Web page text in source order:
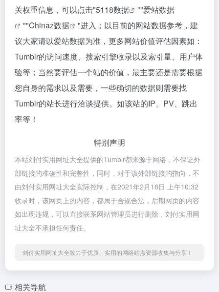
关权重信息，可以点击"5118数据 ""爱站数据
""Chinaz数据
"进入；以目前的网站数据参考，建
议大家请以爱站数据为准，更多网站价值评估因素如：
Tumblr的访问速度、搜索引擎收录以及索引量、用户体
验等；当然要评估一个站的价值，最主要还是需要根据
您自身的需求以及需要，一些确切的数据则需要找
Tumblr的站长进行洽谈提供。如该站的IP、PV、跳出
率等！
特别声明
本站刘付实用网址大全提供的Tumblr都来源于网络，不保证外
部链接的准确性和完整性，同时，对于该外部链接的指向，不
由刘付实用网址大全实际控制，在2021年2月18日 上午10:32
收录时，该网页上的内容，都属于合规合法，后期网页的内容
如出现违规，可以直接联系网站管理员进行删除，刘付实用网
址大全不承担任何责任。
刘付实用网址大全致力于优质、实用的网络站点资源收集与分享！
相关导航